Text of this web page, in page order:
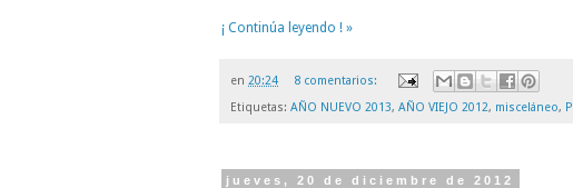
¡ Continúa leyendo ! »
en 20:24
8 comentarios:
Etiquetas: AÑO NUEVO 2013, AÑO VIEJO 2012, misceláneo,
jueves, 20 de diciembre de 2012